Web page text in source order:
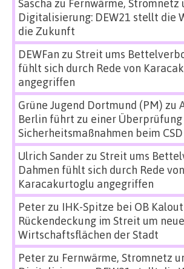
Sascha zu Fernwärme, Stromnetz
Digitalisierung: DEW21 stellt die
die Zukunft
DEWFan zu Streit ums
fühlt sich durch Rede von
angegriffen
Grüne Jugend Dortmund (PM) zu
Berlin führt zu einer
Sicherheitsmaßnahmen beim
Ulrich Sanderzu Streit ums
Dahmen fühlt sich durch Rede von
Karacakurtoglu angegriffen
Peterzu IHK-Spitze bei OB
Rückendeckung im Streit um neue
Wirtschaftsflächen der Stadt
Peterzu Fernwärme, Stromnetz